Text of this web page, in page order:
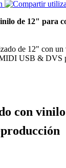
de 12" para
de 12" con un
USB & DVS
con